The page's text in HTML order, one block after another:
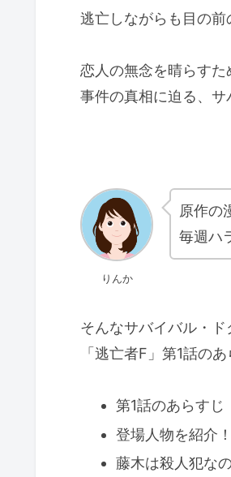
逃亡しながらも目の前
恋人の無念を晴らす
事件の真相に迫る、サ
りんか
原作の
毎週ハ
そんなサバイバル・ド
「逃亡者F」第1話の
第1話のあらすじ
登場人物を紹介！
藤木は殺人犯な